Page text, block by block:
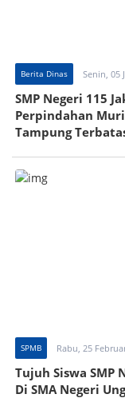
Berita Dinas Senin, 05
SMP Negeri 115
Perpindahan
Tampung
SPMB Rabu, 25
Tujuh Siswa SMP
Di SMA Negeri